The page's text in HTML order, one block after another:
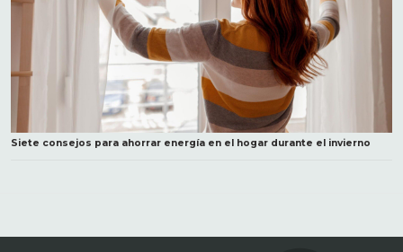
Siete consejos para ahorrar energía en el hogar durante el invierno